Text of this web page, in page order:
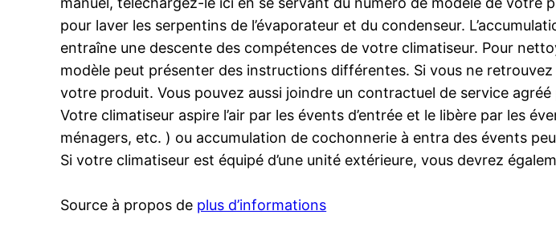
pour laver les serpentins de l’évaporateur et du condenseur.
entraîne une descente des compétences de votre climatiseur. Pour
modèle peut présenter des instructions différentes. Si vous ne
votre produit. Vous pouvez aussi joindre un contractuel de service
Votre climatiseur aspire l’air par les évents d’entrée et le libère par les
ménagers, etc. ) ou accumulation de cochonnerie à entra des évents
Si votre climatiseur est équipé d’une unité extérieure, vous devrez
Source à propos de plus d’informations